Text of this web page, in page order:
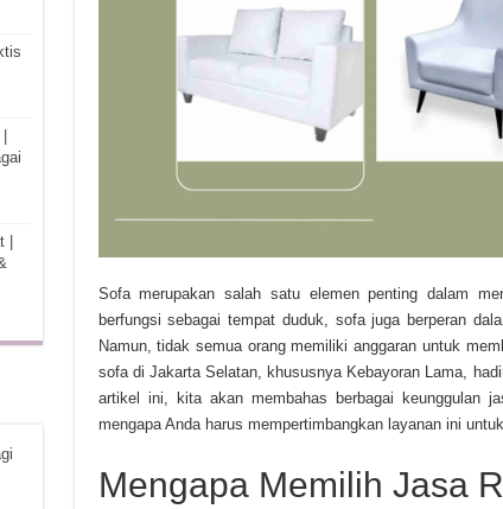
Sofa merupakan salah satu elemen penting dalam
berfungsi sebagai tempat duduk, sofa juga berperan
Namun, tidak semua orang memiliki anggaran untuk
sofa di Jakarta Selatan, khususnya Kebayoran Lama,
artikel ini, kita akan membahas berbagai keunggulan
mengapa Anda harus mempertimbangkan layanan ini
Mengapa Memilih Jasa